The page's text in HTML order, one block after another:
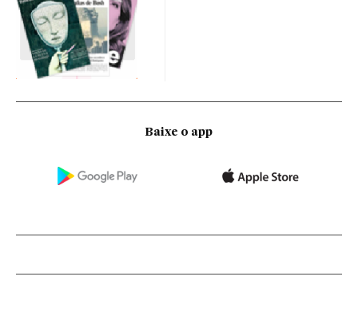
Baixe o app